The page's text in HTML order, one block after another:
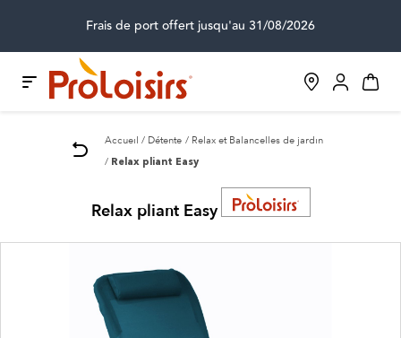
Frais de port offert jusqu'au 31/08/2026
Accueil Détente Relax et Balancelles de jardin
Relax pliant Easy
Relax pliant Easy